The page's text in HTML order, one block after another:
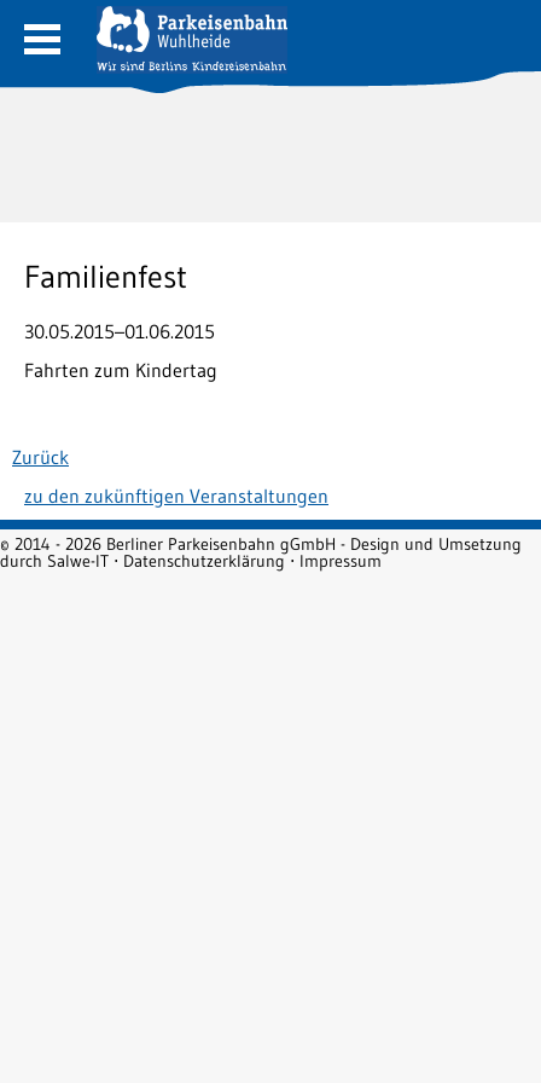
Familienfest
30.05.2015–01.06.2015
Fahrten zum Kindertag
Zurück
zu den zukünftigen Veranstaltungen
© 2014 - 2026 Berliner Parkeisenbahn gGmbH - Design und Umsetzung
durch Salwe-IT ⋅ Datenschutzerklärung⋅ Impressum